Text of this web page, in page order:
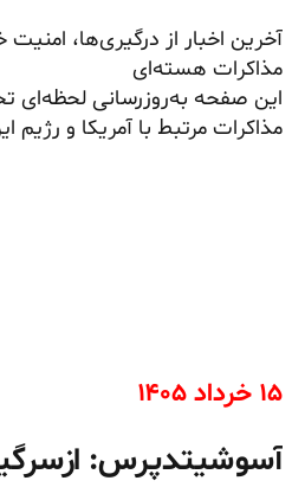
آخرین اخبار از درگیری‌ها،
مذاکرات هسته‌ای
این صفحه به‌روزرسانی لحظه‌ای
مذاکرات مرتبط با آمریکا و
۱۵ خرداد ۱۴۰۵
آسوشیتدپرس: